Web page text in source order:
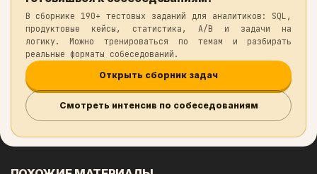
последовательных интервала I1 <= I2 (на
порядка valid_from_dt, valid_to_dt, id),
пересекаются.
Готовишься к собеседованиям?
В сборнике 190+ тестовых заданий для
логику. Можно тренироваться по темам и